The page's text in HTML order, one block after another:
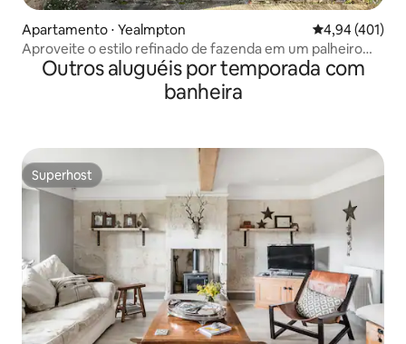
Apartamento ⋅ Yealmpton 4,94 de uma
4,94 (401)
Aproveite o estilo refinado de fazenda em um palheiro
convertido
Outros aluguéis por temporada com
banheira
Superhost
Superhost